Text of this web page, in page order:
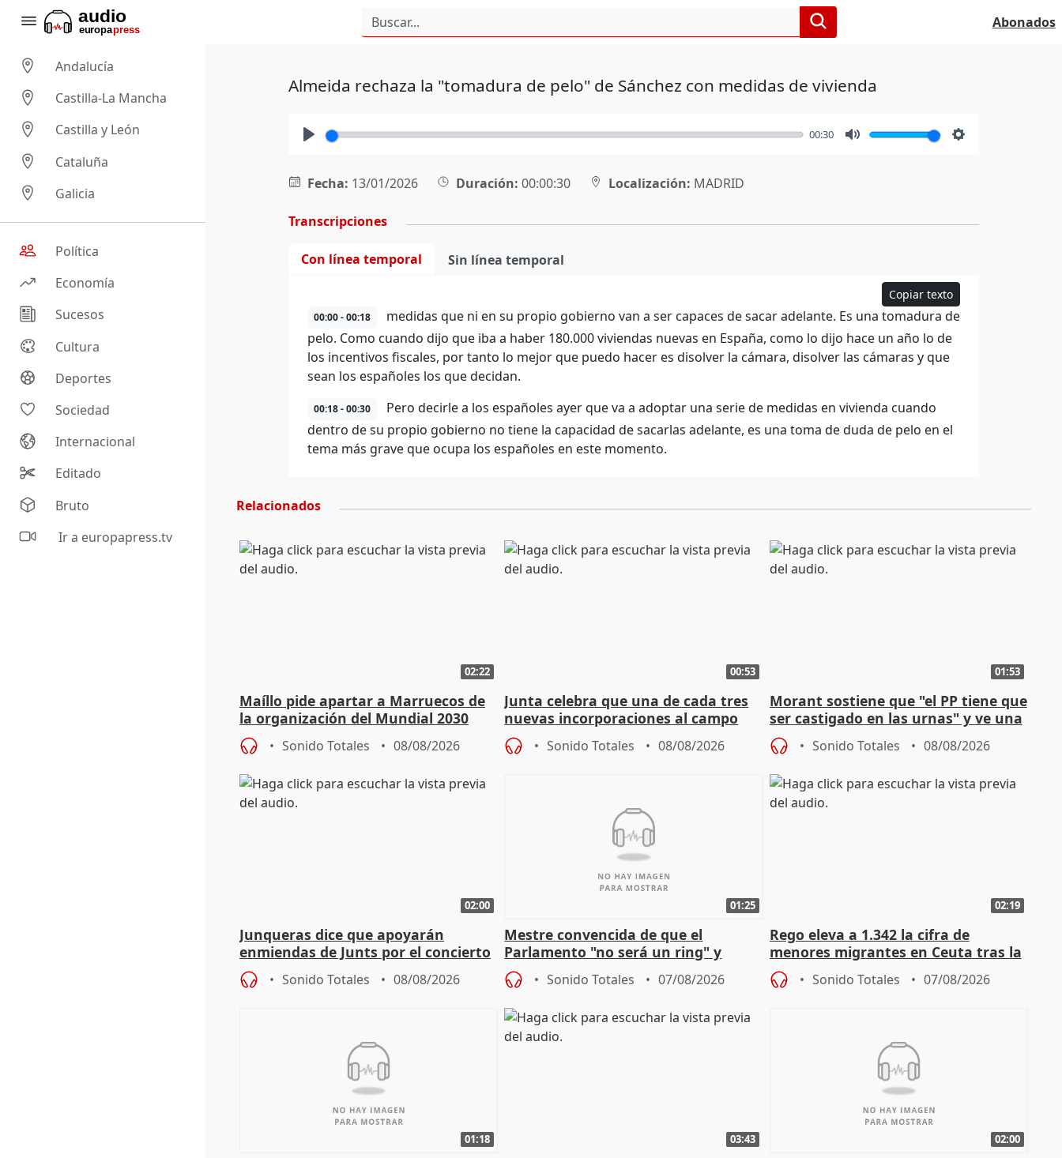
Abonados
Andalucía
Castilla-La Mancha
Castilla y León
Cataluña
Galicia
Política
Economía
Sucesos
Cultura
Deportes
Sociedad
Internacional
Editado
Bruto
Ir a europapress.tv
Almeida rechaza la "tomadura de pelo" de Sánchez con medidas de vivienda
00:30
Fecha: 13/01/2026 Duración: 00:00:30 Localización: MADRID
Transcripciones
Con línea temporal Sin línea temporal
Copiar texto
00:00 - 00:18
medidas que ni en su propio gobierno van a ser capaces de sacar adelante. Es una tomadura de
pelo. Como cuando dijo que iba a haber 180.000 viviendas nuevas en España, como lo dijo hace un año lo de
los incentivos fiscales, por tanto lo mejor que puedo hacer es disolver la cámara, disolver las cámaras y que
sean los españoles los que decidan.
00:18 - 00:30
Pero decirle a los españoles ayer que va a adoptar una serie de medidas en vivienda cuando
dentro de su propio gobierno no tiene la capacidad de sacarlas adelante, es una toma de duda de pelo en el
tema más grave que ocupa los españoles en este momento.
Relacionados
02:22
Maíllo pide apartar a Marruecos de
la organización del Mundial 2030
Sonido Totales 08/08/2026
00:53
Junta celebra que una de cada tres
nuevas incorporaciones al campo
andaluz son mujeres jóvenes
Sonido Totales 08/08/2026
01:53
Morant sostiene que "el PP tiene que
ser castigado en las urnas" y ve una
"pulsión de cambio"
Sonido Totales 08/08/2026
02:00
Junqueras dice que apoyarán
enmiendas de Junts por el concierto
en el trámite de financiación
Sonido Totales 08/08/2026
01:25
Mestre convencida de que el
Parlamento "no será un ring" y
defiende "estabilidad" del pacto con
Vox
Sonido Totales 07/08/2026
02:19
Rego eleva a 1.342 la cifra de
menores migrantes en Ceuta tras la
entrada masiva
Sonido Totales 07/08/2026
01:18 03:43 02:00